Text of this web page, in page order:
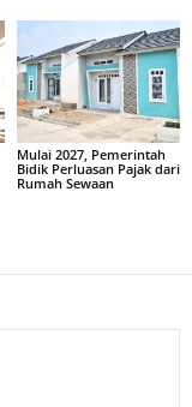
Mulai 2027, Pemerintah
Bidik Perluasan Pajak dari
Rumah Sewaan